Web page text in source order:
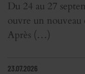
Du 24 au 27
ouvre un nouveau
Après (…)
23.07.2026